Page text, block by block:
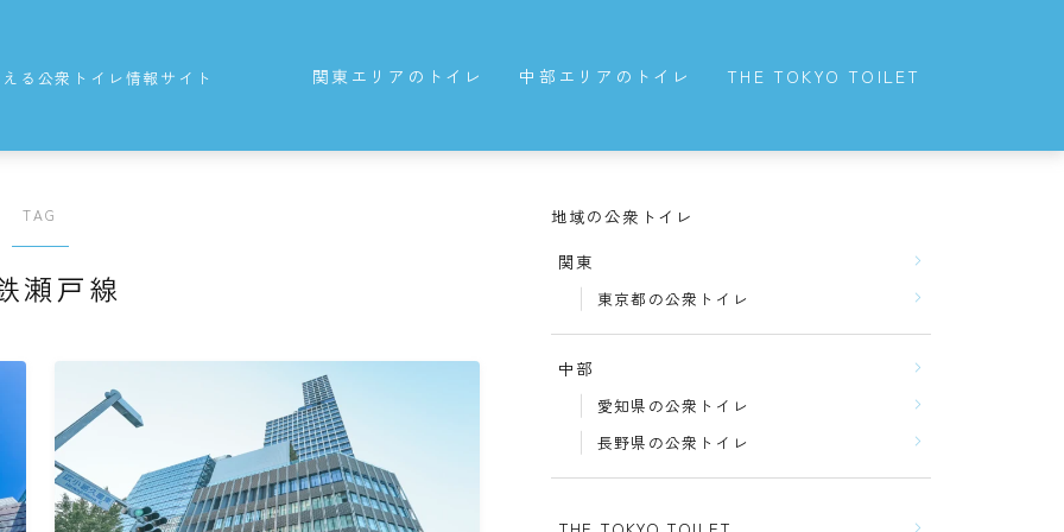
る公衆トイレ情報サイト 関東エリアのトイレ 中部エリアのトイレ THE TOKYO TOILET
TAG
瀬戸線
地域の公衆トイレ
関東
東京都の公衆トイレ
中部
愛知県の公衆トイレ
長野県の公衆トイレ